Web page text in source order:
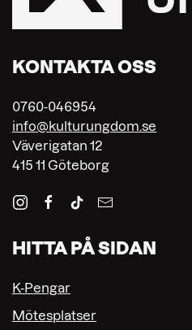
KONTAKTA OSS
0760-046954
info@kulturungdom.se
Väverigatan 12
415 11 Göteborg
HITTA PÅ SIDAN
K-Pengar
Mötesplatser